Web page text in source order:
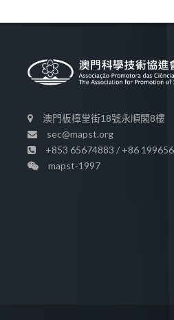
澳門板樟堂街18號永順閣8樓
sec@mapst.org
+853 65674883 / +86
mapst-1997